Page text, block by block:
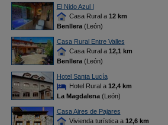
El Nido Azul I
Casa Rural a 12 km
Benllera(León)
Casa Rural Entre Valles
Casa Rural a 12,1 km
Benllera(León)
Hotel Santa Lucía
Hotel Rural a 12,4 km
La Magdalena(León)
Casa Aires de Pajares
Vivienda turística a 12,6 km